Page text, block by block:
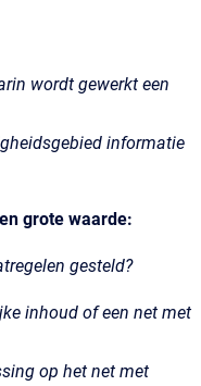
wordt gewerkt een
informatie
grote waarde:
gesteld?
inhoud of een net met
op het net met